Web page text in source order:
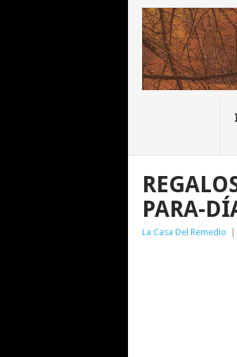
PARA-
La Casa Del Remedio |